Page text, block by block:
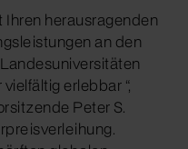
Ihren herausragenden
an den
erlebbar “,
Peter S.